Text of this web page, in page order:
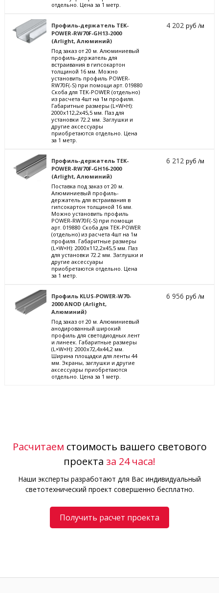
отдельно. Цена за 1 метр.
Профиль-держатель TEK-
POWER-RW70F-GH13-2000
(Arlight, Алюминий)
Под заказ от 20 м. Алюминиевый
профиль-держатель для
встраивания в гипсокартон
толщиной 16 мм. Можно
установить профиль POWER-
RW70F(-S) при помощи арт. 019880
Скоба для TEK-POWER (отдельно)
из расчета 4шт на 1м профиля.
Габаритные размеры (L×W×H):
2000x112,2x45,5 мм. Паз для
установки 72.2 мм. Заглушки и
другие аксессуары
приобретаются отдельно. Цена
за 1 метр.
4 202руб /м
Профиль-держатель TEK-
POWER-RW70F-GH16-2000
(Arlight, Алюминий)
Поставка под заказ от 20 м.
Алюминиевый профиль-
держатель для встраивания в
гипсокартон толщиной 16 мм.
Можно установить профиль
POWER-RW70F(-S) при помощи
арт. 019880 Скоба для TEK-POWER
(отдельно) из расчета 4шт на 1м
профиля. Габаритные размеры
(L×W×H): 2000x112,2x45,5 мм. Паз
для установки 72.2 мм. Заглушки и
другие аксессуары
приобретаются отдельно. Цена
за 1 метр.
6 212руб /м
Профиль KLUS-POWER-W70-
2000 ANOD (Arlight,
Алюминий)
Под заказ от 20 м. Алюминиевый
анодированный широкий
профиль для светодиодных лент
и линеек. Габаритные размеры
(L×W×H): 2000x72,4x44,2 мм.
Ширина площадки для ленты 44
мм. Экраны, заглушки и другие
аксессуары приобретаются
отдельно. Цена за 1 метр.
6 956руб /м
Расчитаем стоимость вашего светового
проекта за 24 часа!
Наши эксперты разработают для Вас индивидуальный
светотехнический проект совершенно бесплатно.
Получить расчет проекта